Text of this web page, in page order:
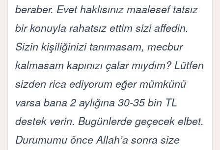
beraber. Evet haklısınız maalesef tatsız
bir konuyla rahatsız ettim sizi affedin.
Sizin kişiliğinizi tanımasam, mecbur
kalmasam kapınızı çalar mıydım? Lütfen
sizden rica ediyorum eğer mümkünü
varsa bana 2 aylığına 30-35 bin TL
destek verin. Bugünlerde geçecek elbet.
Durumumu önce Allah’a sonra size